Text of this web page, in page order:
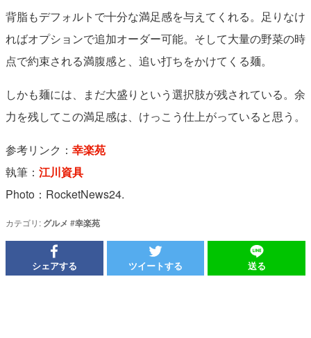
背脂もデフォルトで十分な満足感を与えてくれる。足りなけ
ればオプションで追加オーダー可能。そして大量の野菜の時
点で約束される満腹感と、追い打ちをかけてくる麺。
しかも麺には、まだ大盛りという選択肢が残されている。余
力を残してこの満足感は、けっこう仕上がっていると思う。
参考リンク： 幸楽苑
執筆： 江川資具
Photo：RocketNews24.
カテゴリ: グルメ #幸楽苑
シェアする ツイートする 送る